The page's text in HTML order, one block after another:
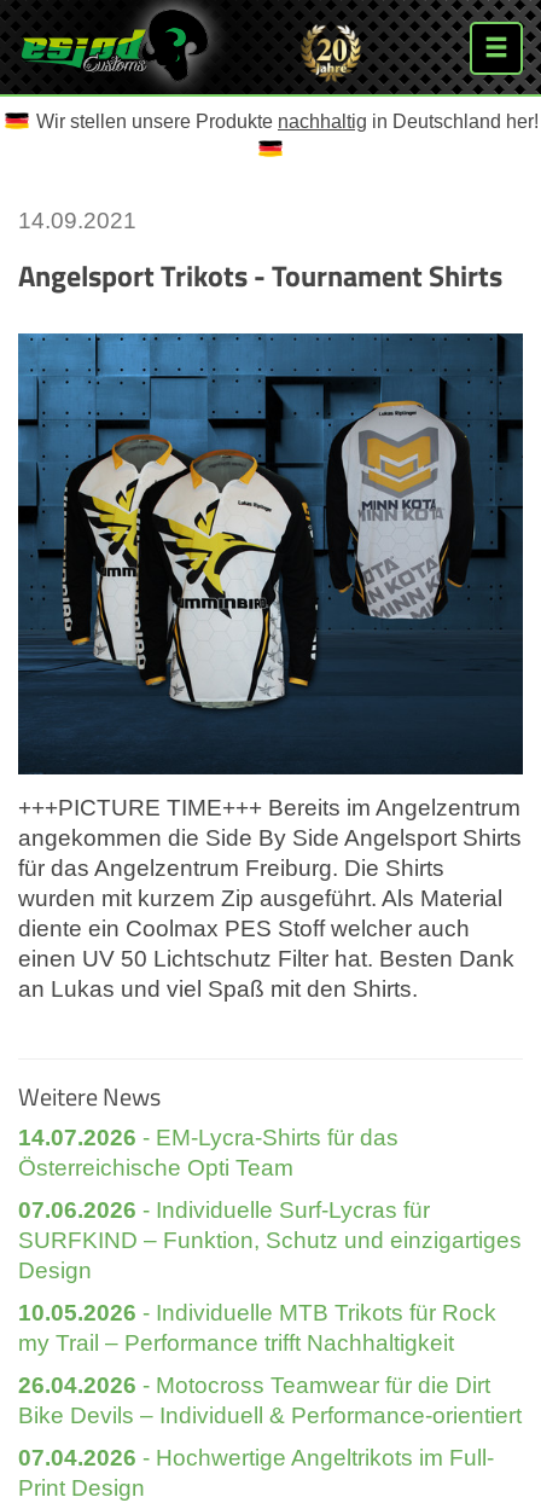
Wir stellen unsere Produkte nachhaltig in Deutschland her!
14.09.2021
Angelsport Trikots - Tournament Shirts
+++PICTURE TIME+++ Bereits im Angelzentrum
angekommen die Side By Side Angelsport Shirts
für das Angelzentrum Freiburg. Die Shirts
wurden mit kurzem Zip ausgeführt. Als Material
diente ein Coolmax PES Stoff welcher auch
einen UV 50 Lichtschutz Filter hat. Besten Dank
an Lukas und viel Spaß mit den Shirts.
Weitere News
14.07.2026 - EM-Lycra-Shirts für das
Österreichische Opti Team
07.06.2026 - Individuelle Surf-Lycras für
SURFKIND – Funktion, Schutz und einzigartiges
Design
10.05.2026 - Individuelle MTB Trikots für Rock
my Trail – Performance trifft Nachhaltigkeit
26.04.2026 - Motocross Teamwear für die Dirt
Bike Devils – Individuell & Performance-orientiert
07.04.2026 - Hochwertige Angeltrikots im Full-
Print Design